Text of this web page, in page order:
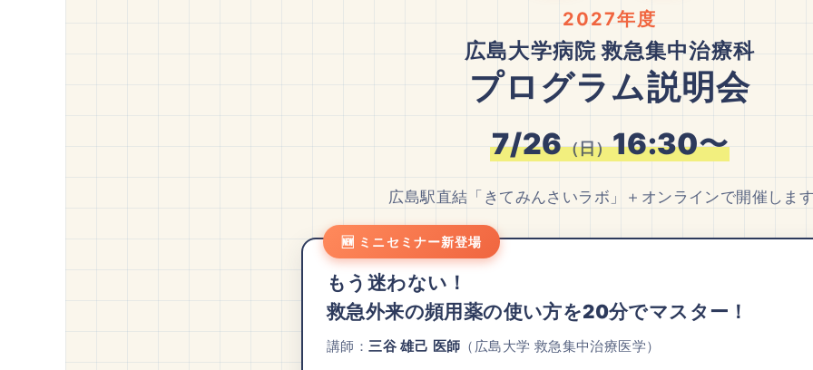
2027年度
広島大学病院 救急集中治療科
プログラム説明会
7/26（日）16:30〜
広島駅直結「きてみんさいラボ」＋オンラインで開催しま
🆕 ミニセミナー新登場
もう迷わない！
救急外来の頻用薬の使い方を20分でマスター！
講師：三谷 雄己 医師 （広島大学 救急集中治療医学）